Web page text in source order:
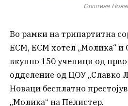
Општина
Во рамки на трипартитна
ЕСМ, ЕСМ хотел „Молика“ и
вкупно 150 ученици од
одделение од ЦОУ „Славко
Новаци бесплатно
„Молика“ на Пелистер.